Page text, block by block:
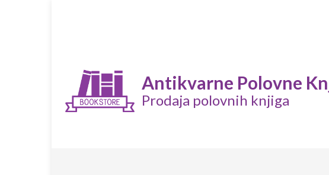
Antikvarne Polovne
Prodaja polovnih knjiga